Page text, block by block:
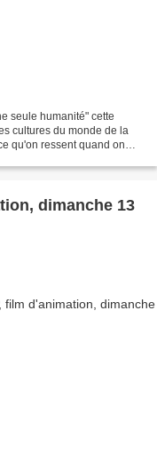
seule humanité" cette
cultures du monde de la
qu'on ressent quand on
dimanche 13